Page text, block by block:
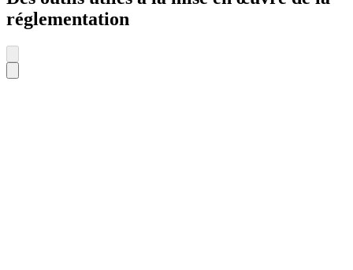
réglementation